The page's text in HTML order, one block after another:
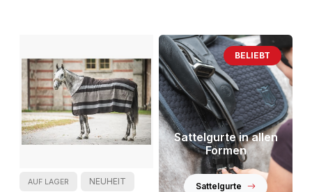
AUF LAGER NEUHEIT
BELIEBT
Sattelgurte in allen
Formen
Sattelgurte